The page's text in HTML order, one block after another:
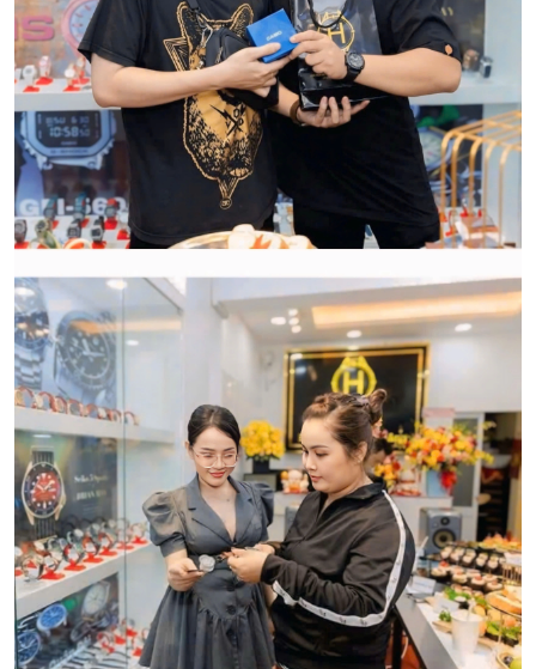
HWATCH Chuyên Nhập khẩu Và Phân Phối Các Loại
Đồng Hồ Chính Hãng
CẢM ƠN QUÝ KHÁCH ĐÃ TIN TƯỞNG VÀ ỦNG HỘ
HWATCH CHUYÊN NHẬP KHẨU và PHÂN PHỐI CÁC
LOẠI ĐỒNG HỒ CHÍNH HÃNG.
hàng:
CẢM ƠN QUÝ KHÁCH ĐÃ TIN TƯỞNG VÀ ỦNG HỘ
HWATCH CHUYÊN NHẬP KHẨU và PHÂN PHỐI CÁC
LOẠI ĐỒNG HỒ CHÍNH HÃNG.